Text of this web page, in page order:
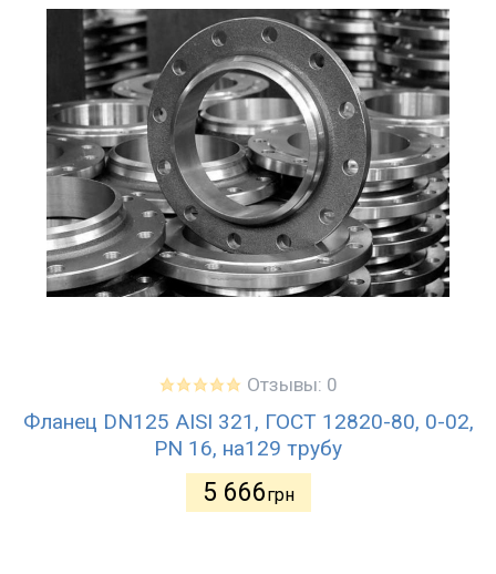
Отзывы: 0
Фланец DN125 AISI 321, ГОСТ 12820-80, 0-02,
PN 16, на129 трубу
5 666грн